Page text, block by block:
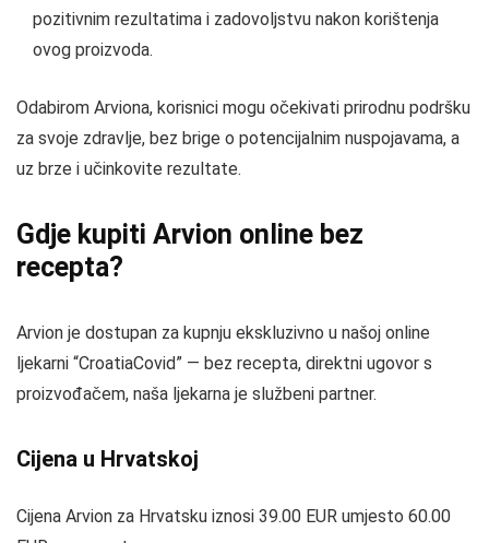
pozitivnim rezultatima i zadovoljstvu nakon korištenja
ovog proizvoda.
Odabirom Arviona, korisnici mogu očekivati prirodnu podršku
za svoje zdravlje, bez brige o potencijalnim nuspojavama, a
uz brze i učinkovite rezultate.
Gdje kupiti Arvion online bez
recepta?
Arvion je dostupan za kupnju ekskluzivno u našoj online
ljekarni “CroatiaCovid” — bez recepta, direktni ugovor s
proizvođačem, naša ljekarna je službeni partner.
Cijena u Hrvatskoj
Cijena Arvion za Hrvatsku iznosi 39.00 EUR umjesto 60.00